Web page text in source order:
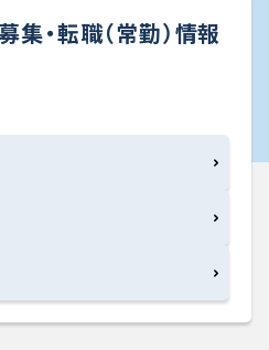
・転職（常勤）情報